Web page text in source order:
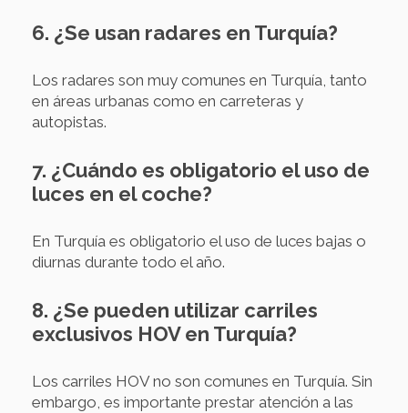
6. ¿Se usan radares en Turquía?
Los radares son muy comunes en Turquía, tanto
en áreas urbanas como en carreteras y
autopistas.
7. ¿Cuándo es obligatorio el uso de
luces en el coche?
En Turquía es obligatorio el uso de luces bajas o
diurnas durante todo el año.
8. ¿Se pueden utilizar carriles
exclusivos HOV en Turquía?
Los carriles HOV no son comunes en Turquía. Sin
embargo, es importante prestar atención a las